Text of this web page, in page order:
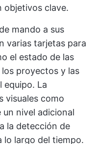
objetivos clave.
mando a sus
varias tarjetas para
el estado de las
proyectos y las
equipo. La
visuales como
nivel adicional
la detección de
lo largo del tiempo.